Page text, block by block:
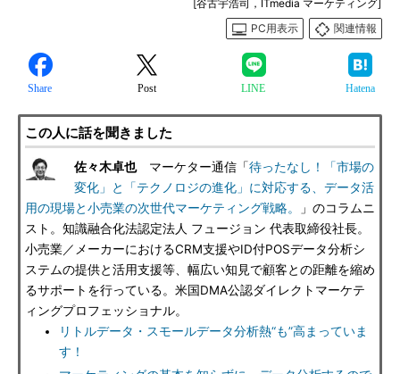
[谷古宇浩司，ITmedia マーケティング]
PC用表示
関連情報
Share Post LINE Hatena
この人に話を聞きました
佐々木卓也マーケター通信「待ったなし！「市場の
変化」と「テクノロジの進化」に対応する、データ活
用の現場と小売業の次世代マーケティング戦略。
」のコラムニ
スト。知識融合化法認定法人 フュージョン 代表取締役社長。
小売業／メーカーにおけるCRM支援やID付POSデータ分析シ
ステムの提供と活用支援等、幅広い知見で顧客との距離を縮め
るサポートを行っている。米国DMA公認ダイレクトマーケテ
ィングプロフェッショナル。
リトルデータ・スモールデータ分析熱“も”高まっていま
す！